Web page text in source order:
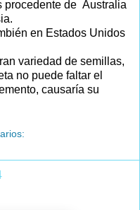
procedente de Australia
en Estados Unidos
variedad de semillas,
no puede faltar el
causaría su